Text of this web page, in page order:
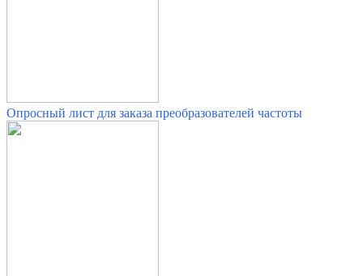
Опросный лист для заказа преобразователей частоты